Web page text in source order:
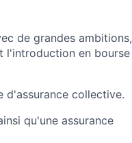
de grandes ambitions,
l'introduction en bourse
d'assurance collective.
qu'une assurance